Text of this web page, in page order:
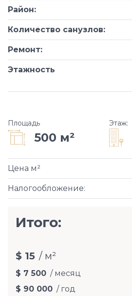
Район:
Количество санузлов:
Ремонт:
Этажность
Площадь
500 м²
Этаж:
Налогообложение:
Цена м²
Итого:
$ 15 / м²
$ 7 500 / месяц
$ 90 000 / год